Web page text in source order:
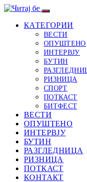
КАТЕГОРИИ
ВЕСТИ
ОПУШТЕНО
ИНТЕРВЈУ
БУТИН
РИЗНИЦА
СПОРТ
ПОТКАСТ
БИТФЕСТ
ВЕСТИ
ОПУШТЕНО
ИНТЕРВЈУ
БУТИН
РАЗГЛЕДНИЦА
РИЗНИЦА
ПОТКАСТ
КОНТАКТ